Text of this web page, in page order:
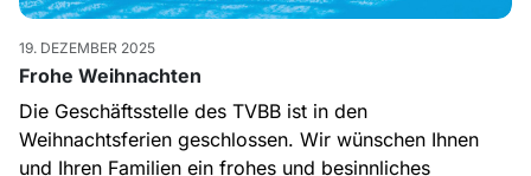
19. DEZEMBER 2025
Frohe Weihnachten
Die Geschäftsstelle des TVBB ist in den
Weihnachtsferien geschlossen. Wir wünschen Ihnen
und Ihren Familien ein frohes und besinnliches